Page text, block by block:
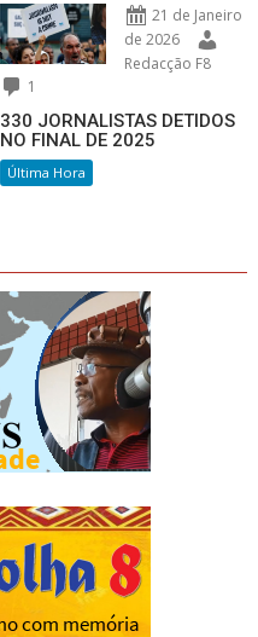
21 de Janeiro
de 2026
Redacção F8
1
330 JORNALISTAS DETIDOS
NO FINAL DE 2025
Última Hora